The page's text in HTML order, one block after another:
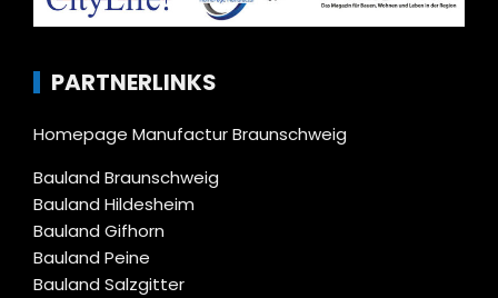
PARTNERLINKS
Homepage Manufactur Braunschweig
Bauland Braunschweig
Bauland Hildesheim
Bauland Gifhorn
Bauland Peine
Bauland Salzgitter